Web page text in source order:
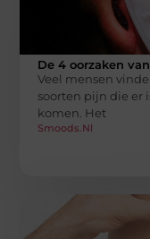
De 4 oorzaken
Veel mensen
soorten pijn die er
komen. Het
Smoods.nl